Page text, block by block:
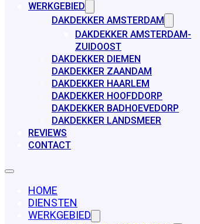
WERKGEBIED
DAKDEKKER AMSTERDAM
DAKDEKKER AMSTERDAM-
ZUIDOOST
DAKDEKKER DIEMEN
DAKDEKKER ZAANDAM
DAKDEKKER HAARLEM
DAKDEKKER HOOFDDORP
DAKDEKKER BADHOEVEDORP
DAKDEKKER LANDSMEER
REVIEWS
CONTACT
HOME
DIENSTEN
WERKGEBIED